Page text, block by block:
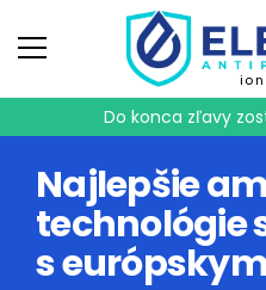
Do konca zľavy
Najlepšie
technológie
s